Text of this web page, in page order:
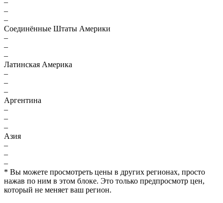
–
–
–
Соединённые Штаты Америки
–
–
–
Латинская Америка
–
–
–
Аргентина
–
–
–
Азия
–
–
–
* Вы можете просмотреть цены в других регионах, просто
нажав по ним в этом блоке. Это только предпросмотр цен,
который не меняет ваш регион.